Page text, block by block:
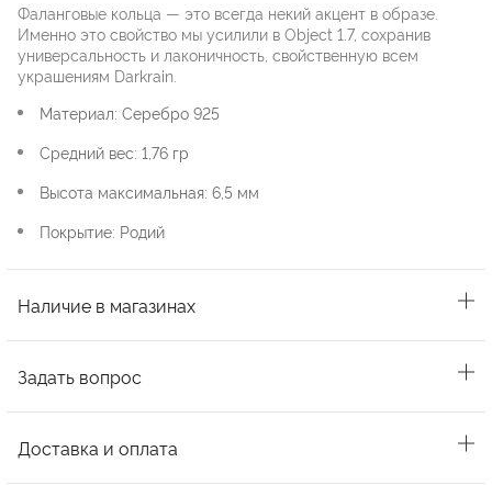
Фаланговые кольца — это всегда некий акцент в образе.
Именно это свойство мы усилили в Object 1.7, сохранив
универсальность и лаконичность, свойственную всем
украшениям Darkrain.
Материал: Серебро 925
Средний вес: 1,76 гр
Высота максимальная: 6,5 мм
Покрытие: Родий
Наличие в магазинах
Задать вопрос
Доставка и оплата